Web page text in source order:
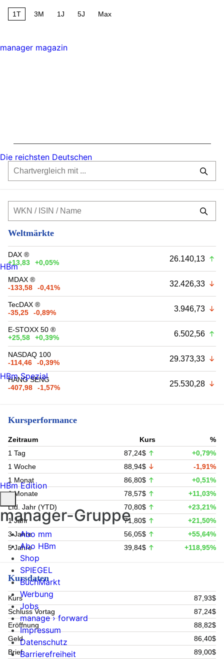
1T 3M 1J 5J Max
Weltmärkte
DAX ®
+13,83
+0,05% 26.140,13
MDAX ®
-133,58
-0,41% 32.426,33
TecDAX ®
-35,25
-0,89% 3.946,73
E-STOXX 50 ®
+25,58
+0,39% 6.502,56
NASDAQ 100
-114,46
-0,39% 29.373,33
HANG SENG
-407,98
-1,57% 25.530,28
Kursperformance
Zeitraum Kurs
%
1 Tag
87,24$
+0,79%
1 Woche
88,94$
-1,91%
1 Monat
86,80$
+0,51%
6 Monate
78,57$
+11,03%
Lfd. Jahr (YTD)
70,80$
+23,21%
1 Jahr
71,80$
+21,50%
3 Jahre
56,05$
+55,64%
5 Jahre
39,84$ +118,95%
Kursdaten
Kurs
87,93$
Schluss Vortag
87,24$
Eröffnung
88,82$
Geld
86,40$
Brief
89,00$
manager magazin
Die reichsten Deutschen
HBm
HBm Spezial
HBm Edition
manager-Gruppe
Abo mm
Abo HBm
Shop
SPIEGEL
BuchMarkt
Werbung
Jobs
manage › forward
Impressum
Datenschutz
Barrierefreiheit